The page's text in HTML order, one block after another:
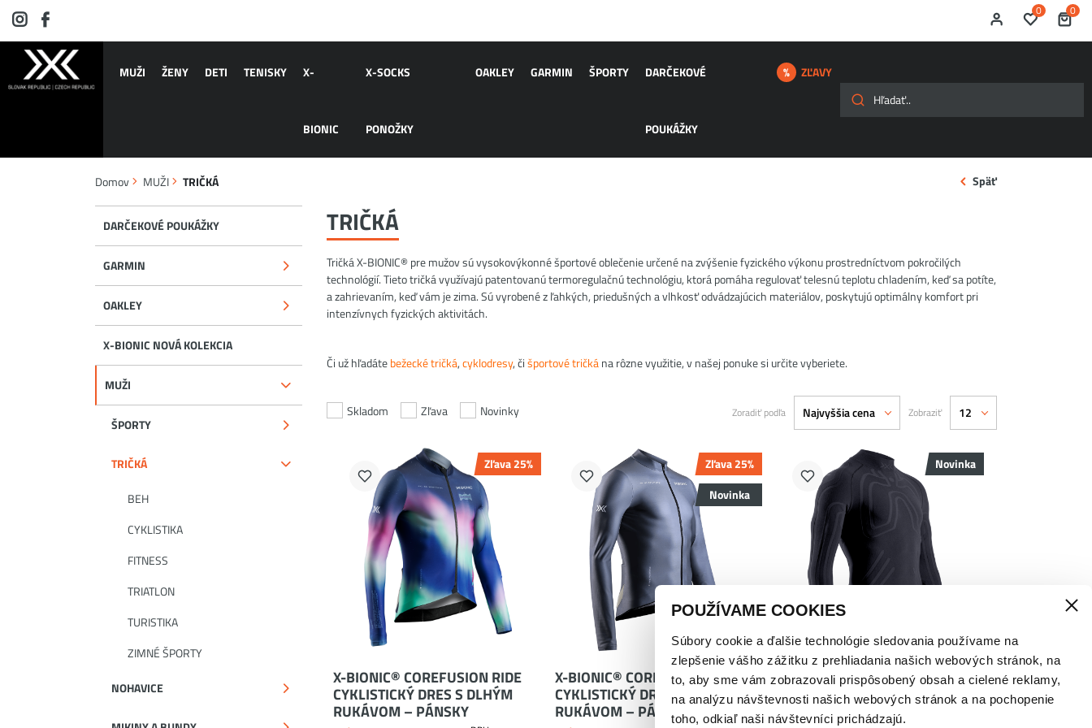
POUŽÍVAME COOKIES
Súbory cookie a ďalšie technológie sledovania používame na
zlepšenie vášho zážitku z prehliadania našich webových stránok, na
to, aby sme vám zobrazovali prispôsobený obsah a cielené reklamy,
na analýzu návštevnosti našich webových stránok a na pochopenie
toho, odkiaľ naši návštevníci prichádzajú.
0 0
MUŽI ŽENY DETI TENISKY X-
BIONIC
X-SOCKS
PONOŽKY
OAKLEY GARMIN ŠPORTY DARČEKOVÉ
POUKÁŽKY
ZĽAVY
Domov MUŽI TRIČKÁ Späť
DARČEKOVÉ POUKÁŽKY
GARMIN
OAKLEY
X-BIONIC NOVÁ KOLEKCIA
MUŽI
ŠPORTY
TRIČKÁ
BEH
CYKLISTIKA
FITNESS
TRIATLON
TURISTIKA
ZIMNÉ ŠPORTY
NOHAVICE
TRIČKÁ
Tričká X-BIONIC® pre mužov sú vysokovýkonné športové oblečenie určené na zvýšenie fyzického výkonu prostredníctvom pokročilých
technológií. Tieto tričká využívajú patentovanú termoregulačnú technológiu, ktorá pomáha regulovať telesnú teplotu chladením, keď sa potíte,
a zahrievaním, keď vám je zima. Sú vyrobené z ľahkých, priedušných a vlhkosť odvádzajúcich materiálov, poskytujú optimálny komfort pri
intenzívnych fyzických aktivitách.
Či už hľadátebežecké tričká,cyklodresy, čišportové tričkána rôzne využitie, v našej ponuke si určite vyberiete.
Skladom Zľava Novinky Zoradiť podľa Najvyššia cena Zobraziť 12
XL
Zľava 25%
X-BIONIC® COREFUSION RIDE
CYKLISTICKÝ DRES S DLHÝM
RUKÁVOM – PÁNSKY
XL
Zľava 25%
Novinka
X-BIONIC® COREFUSION RIDE
CYKLISTICKÝ DRES S DLHÝM
RUKÁVOM – PÁNSKY
Novinka
X-BIONIC® HEATLOOP TERMO
TRIČKO – PÁNSKE
od160,00€ s DPH